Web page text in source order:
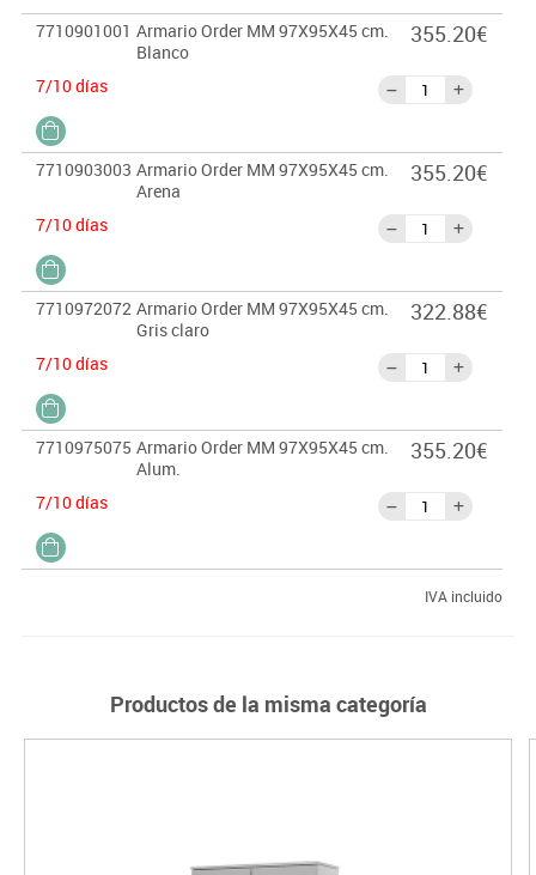
El mobiliario se pide por encargo. En caso de devolución no se
abonará más del 90% del valor de la mercancía.
7710901001 Armario Order MM 97X95X45 cm.
Blanco
7/10 días
355.20€
7710903003 Armario Order MM 97X95X45 cm.
Arena
7/10 días
355.20€
7710972072 Armario Order MM 97X95X45 cm.
Gris claro
7/10 días
322.88€
7710975075 Armario Order MM 97X95X45 cm.
Alum.
7/10 días
355.20€
IVA incluido
Productos de la misma categoría